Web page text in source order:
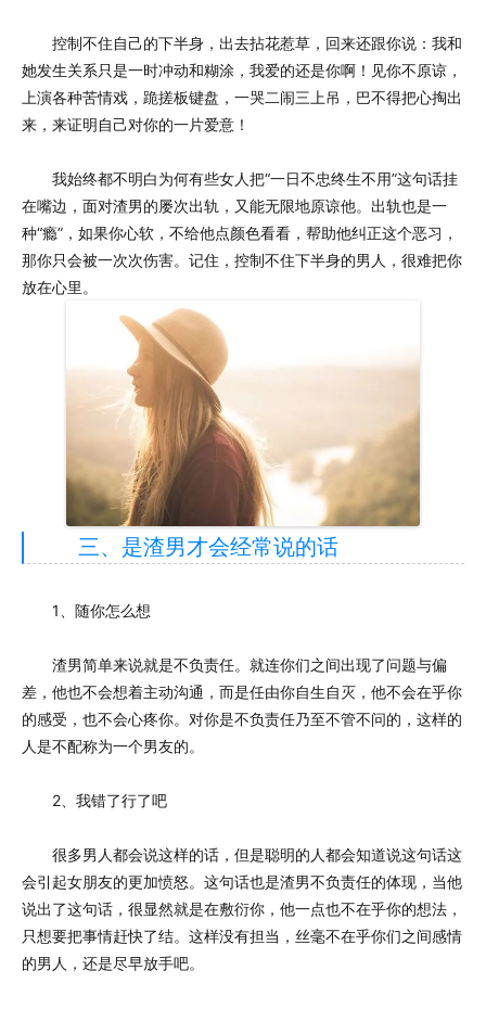
控制不住自己的下半身，出去拈花惹草，回来还跟你说：我和
她发生关系只是一时冲动和糊涂，我爱的还是你啊！见你不原谅，
上演各种苦情戏，跪搓板键盘，一哭二闹三上吊，巴不得把心掏出
来，来证明自己对你的一片爱意！
我始终都不明白为何有些女人把“一日不忠终生不用”这句话挂
在嘴边，面对渣男的屡次出轨，又能无限地原谅他。出轨也是一
种“瘾”，如果你心软，不给他点颜色看看，帮助他纠正这个恶习，
那你只会被一次次伤害。记住，控制不住下半身的男人，很难把你
放在心里。
三、是渣男才会经常说的话
1、随你怎么想
渣男简单来说就是不负责任。就连你们之间出现了问题与偏
差，他也不会想着主动沟通，而是任由你自生自灭，他不会在乎你
的感受，也不会心疼你。对你是不负责任乃至不管不问的，这样的
人是不配称为一个男友的。
2、我错了行了吧
很多男人都会说这样的话，但是聪明的人都会知道说这句话这
会引起女朋友的更加愤怒。这句话也是渣男不负责任的体现，当他
说出了这句话，很显然就是在敷衍你，他一点也不在乎你的想法，
只想要把事情赶快了结。这样没有担当，丝毫不在乎你们之间感情
的男人，还是尽早放手吧。